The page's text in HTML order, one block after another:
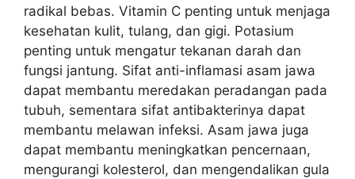
radikal bebas. Vitamin C penting untuk menjaga
kesehatan kulit, tulang, dan gigi. Potasium
penting untuk mengatur tekanan darah dan
fungsi jantung. Sifat anti-inflamasi asam jawa
dapat membantu meredakan peradangan pada
tubuh, sementara sifat antibakterinya dapat
membantu melawan infeksi. Asam jawa juga
dapat membantu meningkatkan pencernaan,
mengurangi kolesterol, dan mengendalikan gula